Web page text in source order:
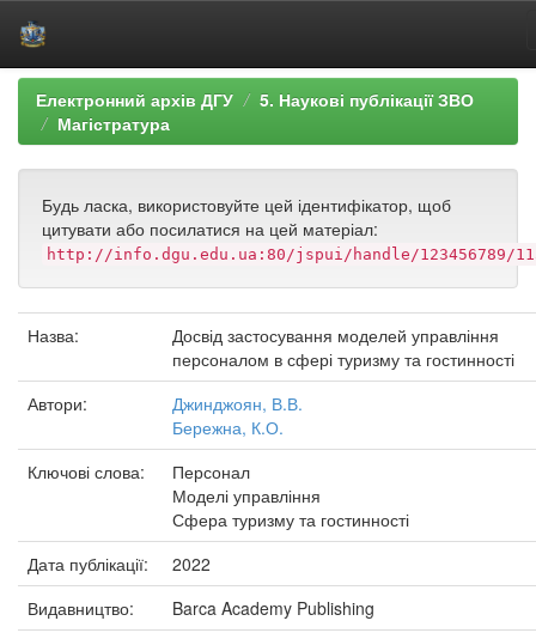
Skip
navigation
Електронний архів ДГУ
5. Наукові публікації ЗВО
Магістратура
Будь ласка, використовуйте цей ідентифікатор, щоб
цитувати або посилатися на цей матеріал:
http://info.dgu.edu.ua:80/jspui/handle/123456789/
Назва:
Досвід застосування моделей управління
персоналом в сфері туризму та гостинності
Автори:
Джинджоян, В.В.
Бережна, К.О.
Ключові слова:
Персонал
Моделі управління
Сфера туризму та гостинності
Дата публікації:
2022
Видавництво:
Barca Academy Publishing